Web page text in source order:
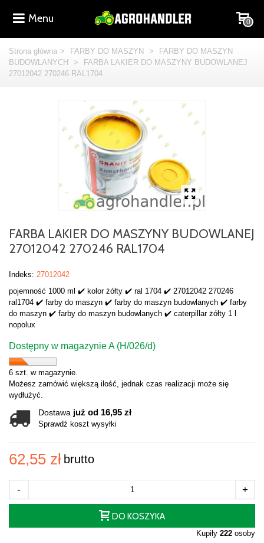
Menu 0
Strona główna > FARBY DO MASZYN >
FARBY DO MASZYN
BUDOWLANYCH
>
FARBA LAKIER DO MASZYNY BUDOWLANEJ
27012042 270246 RAL1704
FARBA LAKIER DO MASZYNY BUDOWLANEJ
27012042 270246 RAL1704
Indeks: 27012042
pojemność 1000 ml ✔️ kolor żółty ✔️ ral 1704 ✔️ 27012042 270246
ral1704 ✔️ farby do maszyn ✔️ farby do maszyn budowlanych ✔️ farby
do maszyn ✔️ farby do maszyn budowlanych ✔️ caterpillar żółty 1 l
nopolux
Dostępny w magazynie A (H/026/d)
6 szt. w magazynie.
Możesz zamówić większą ilość, jednak czas realizacji może się
wydłużyć.
Dostawa już od 16,95 zł
Sprawdź koszt wysyłki
62,55 zł brutto
- +
DO KOSZYKA
Kupiły 222 osoby